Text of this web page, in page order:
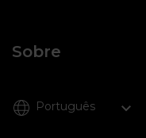
Sobre
Português